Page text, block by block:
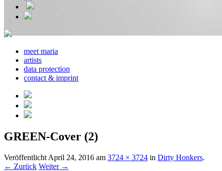
meet maria
artists
data protection
contact & imprint
GREEN-Cover (2)
Veröffentlicht April 24, 2016 am 3724 × 3724 in Dirty Honkers.
← Zurück Weiter →